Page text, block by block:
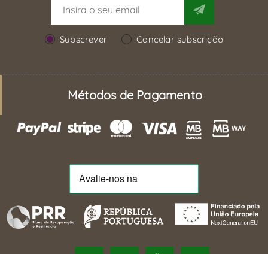
Subscrever Cancelar subscrição
Métodos de Pagamento